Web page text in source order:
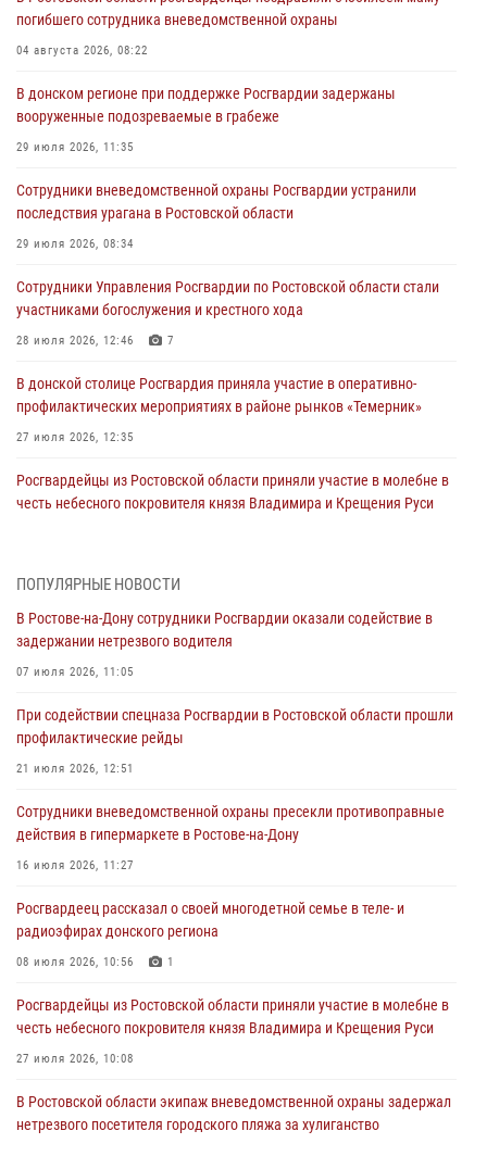
погибшего сотрудника вневедомственной охраны
04 августа 2026, 08:22
В донском регионе при поддержке Росгвардии задержаны
вооруженные подозреваемые в грабеже
29 июля 2026, 11:35
Сотрудники вневедомственной охраны Росгвардии устранили
последствия урагана в Ростовской области
29 июля 2026, 08:34
Сотрудники Управления Росгвардии по Ростовской области стали
участниками богослужения и крестного хода
28 июля 2026, 12:46 7
В донской столице Росгвардия приняла участие в оперативно-
профилактических мероприятиях в районе рынков «Темерник»
27 июля 2026, 12:35
Росгвардейцы из Ростовской области приняли участие в молебне в
честь небесного покровителя князя Владимира и Крещения Руси
При содействии спецназа Росгвардии в Ростовской области прошли
21 июля 2026, 12:51
В Ростовской области экипаж вневедомственной охраны задержал
17 июля 2026, 07:24
Сотрудники вневедомственной охраны пресекли противоправные
16 июля 2026, 11:27
Конкурс профессионального мастерства взрывотехников прошел в
15 июля 2026, 06:39
ПОПУЛЯРНЫЕ НОВОСТИ
В Ростове-на-Дону сотрудники Росгвардии оказали содействие в
задержании нетрезвого водителя
07 июля 2026, 11:05
При содействии спецназа Росгвардии в Ростовской области прошли
профилактические рейды
21 июля 2026, 12:51
Сотрудники вневедомственной охраны пресекли противоправные
действия в гипермаркете в Ростове-на-Дону
16 июля 2026, 11:27
Росгвардеец рассказал о своей многодетной семье в теле- и
радиоэфирах донского региона
08 июля 2026, 10:56 1
Росгвардейцы из Ростовской области приняли участие в молебне в
честь небесного покровителя князя Владимира и Крещения Руси
27 июля 2026, 10:08
В Ростовской области экипаж вневедомственной охраны задержал
нетрезвого посетителя городского пляжа за хулиганство